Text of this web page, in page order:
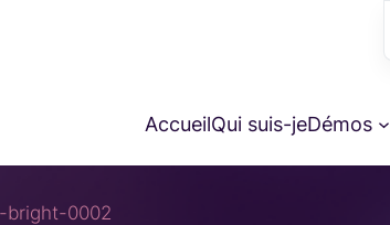
AccueilQui suis-jeDémos
bright-0002